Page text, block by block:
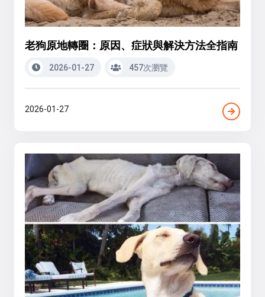
老狗原地轉圈：原因、症狀與解決方法全指南
2026-01-27 457次瀏覽
2026-01-27